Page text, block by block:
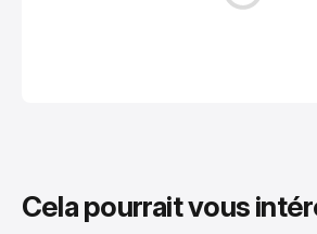
Cela pourrait vous